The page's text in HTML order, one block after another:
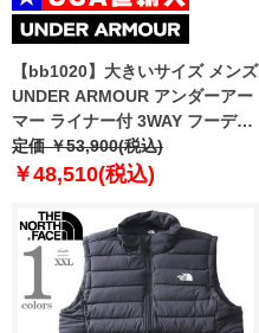
【bb1020】大きいサイズ メンズ
UNDER ARMOUR アンダーアー
マー ライナー付 3WAY フーデッ
ド ジャケット USA直輸入
1371585-012
定価 ￥53,900(税込)
￥48,510(税込)